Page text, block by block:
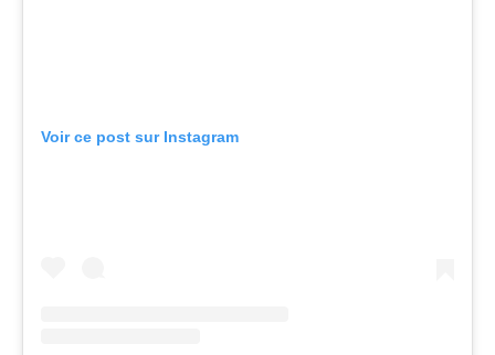
Voir ce post sur Instagram